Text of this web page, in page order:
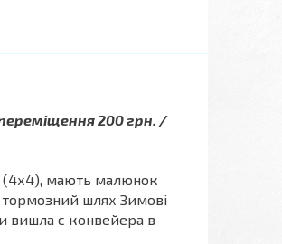
200 грн. /
(4х4), мають малюнок
тормозний шлях Зимові
вишла с конвейера в